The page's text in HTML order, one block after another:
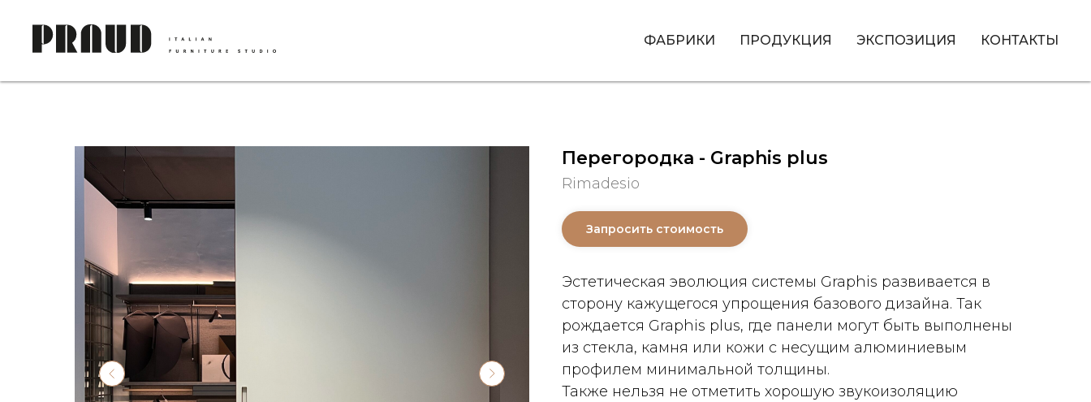
ФАБРИКИ ПРОДУКЦИЯ ЭКСПОЗИЦИЯ КОНТАКТЫ
Перегородка - Graphis plus
Rimadesio
Запросить стоимость
Эстетическая эволюция системы Graphis развивается в
сторону кажущегося упрощения базового дизайна. Так
рождается Graphis plus, где панели могут быть выполнены
из стекла, камня или кожи с несущим алюминиевым
профилем минимальной толщины.
Также нельзя не отметить хорошую звукоизоляцию